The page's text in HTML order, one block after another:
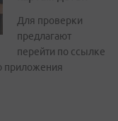
Для проверки
предлагают
перейти по ссылке
приложения